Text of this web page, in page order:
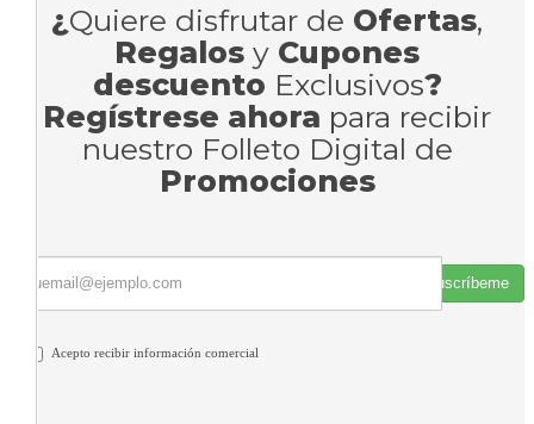
¿Quiere disfrutar de Ofertas,
Regalos y Cupones
descuento Exclusivos?
Regístrese ahora para recibir
nuestro Folleto Digital de
Promociones
Suscríbeme
Acepto recibir información comercial